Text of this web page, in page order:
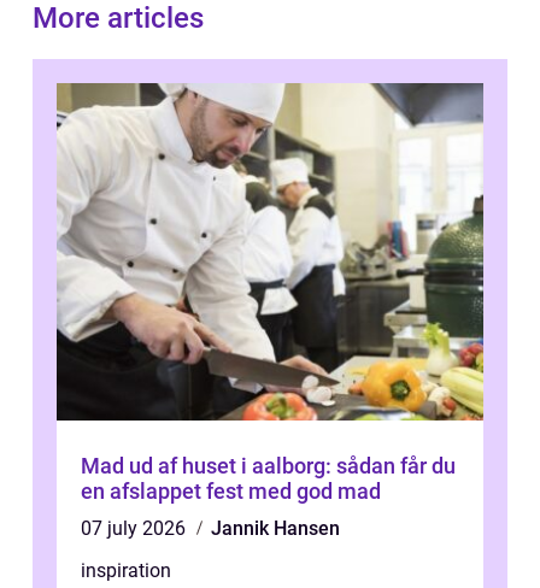
More articles
Mad ud af huset i aalborg: sådan får du
en afslappet fest med god mad
07 july 2026
Jannik Hansen
inspiration